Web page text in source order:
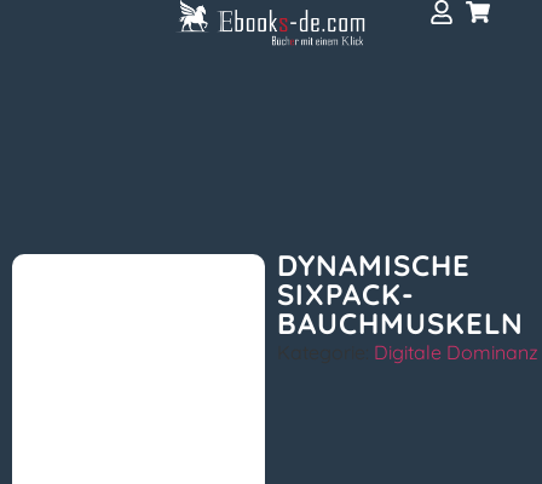
DYNAMISCHE
SIXPACK-
BAUCHMUSKELN
Digitale Dominanz